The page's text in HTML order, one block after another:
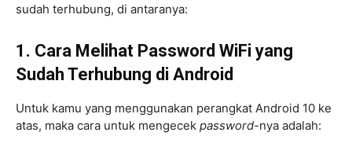
sudah terhubung, di antaranya:
1. Cara Melihat Password WiFi yang
Sudah Terhubung di Android
Untuk kamu yang menggunakan perangkat Android 10 ke
atas, maka cara untuk mengecek password-nya adalah: